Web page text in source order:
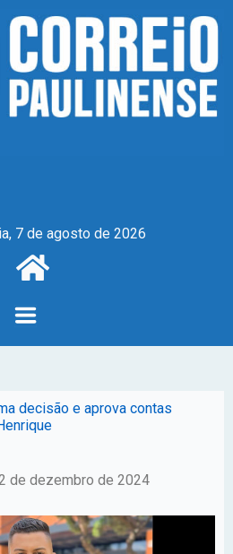
7 de agosto de 2026
decisão e aprova contas
de dezembro de 2024